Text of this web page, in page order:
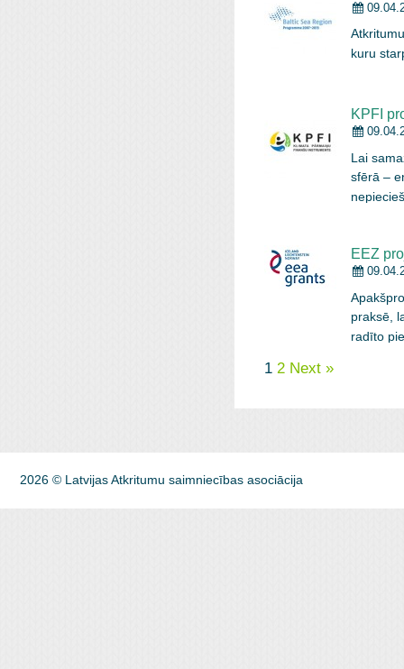
kuru
KPFI
Lai
sfērā –
EEZ
praksē,
radīto
1 2 Next »
2026 © Latvijas Atkritumu saimniecības asociācija